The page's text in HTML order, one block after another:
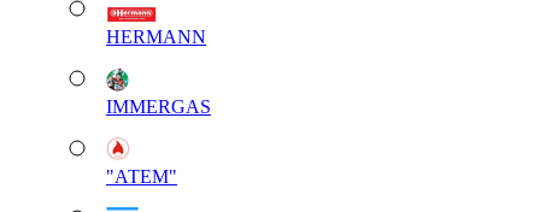
HERMANN
IMMERGAS
"АТЕМ"